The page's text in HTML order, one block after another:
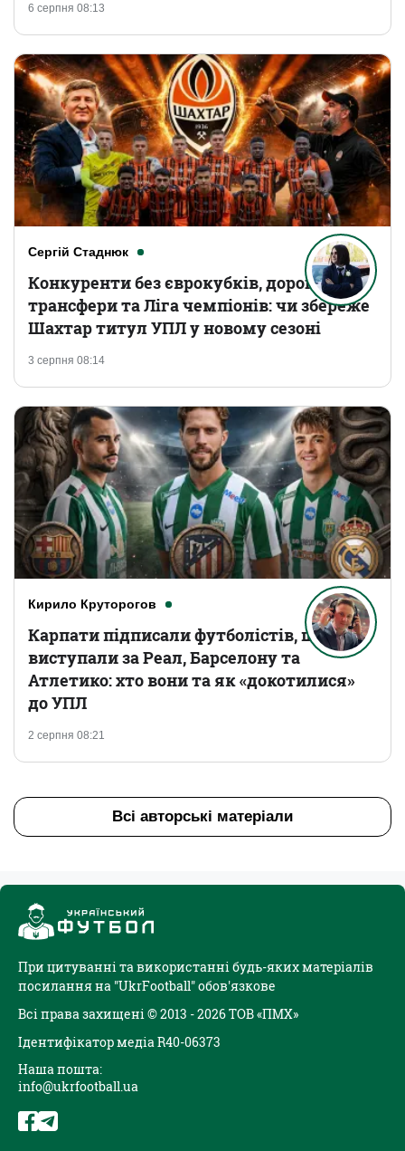
6 серпня 08:13
Сергій Стаднюк
3 серпня 08:14
Конкуренти без єврокубків, дорогі
трансфери та Ліга чемпіонів: чи збереже
Шахтар титул УПЛ у новому сезоні
Кирило Круторогов
2 серпня 08:21
Карпати підписали футболістів, що
виступали за Реал, Барселону та
Атлетико: хто вони та як «докотилися»
до УПЛ
Всі авторські матеріали
При цитуванні та використанні будь-яких матеріалів
посилання на "UkrFootball" обов'язкове
Всі права захищені © 2013 - 2026 ТОВ «ПМХ»
Ідентифікатор медіа R40-06373
Наша пошта:
info@ukrfootball.ua